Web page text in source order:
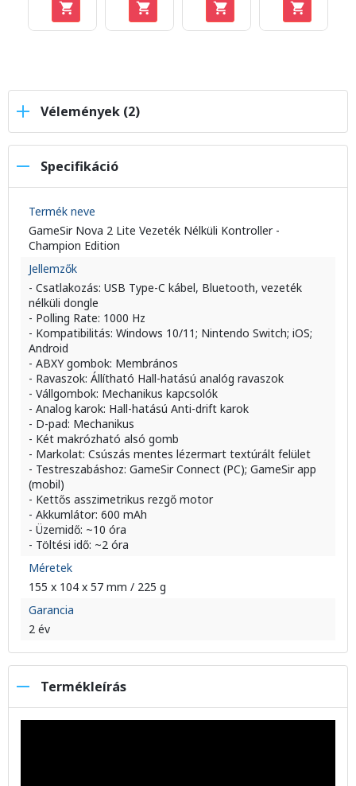
Vélemények (2)
Specifikáció
Termék neve
GameSir Nova 2 Lite Vezeték Nélküli Kontroller -
Champion Edition
Jellemzők
- Csatlakozás: USB Type-C kábel, Bluetooth, vezeték
nélküli dongle
- Polling Rate: 1000 Hz
- Kompatibilitás: Windows 10/11; Nintendo Switch; iOS;
Android
- ABXY gombok: Membrános
- Ravaszok: Állítható Hall-hatású analóg ravaszok
- Vállgombok: Mechanikus kapcsolók
- Analog karok: Hall-hatású Anti-drift karok
- D-pad: Mechanikus
- Két makrózható alsó gomb
- Markolat: Csúszás mentes lézermart textúrált felület
- Testreszabáshoz: GameSir Connect (PC); GameSir app
(mobil)
- Kettős asszimetrikus rezgő motor
- Akkumlátor: 600 mAh
- Üzemidő: ~10 óra
- Töltési idő: ~2 óra
Méretek
155 x 104 x 57 mm / 225 g
Garancia
2 év
Termékleírás